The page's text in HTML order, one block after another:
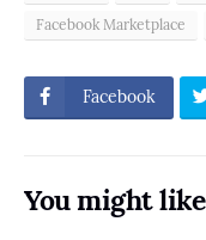
Facebook Marketplace
Facebook
You might like